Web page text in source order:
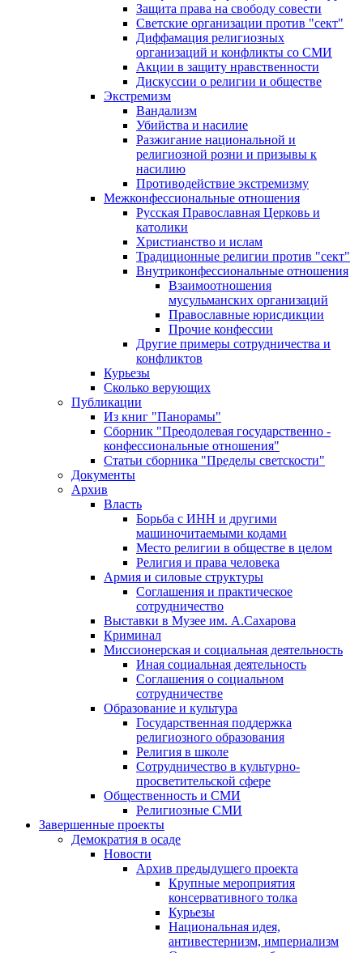
Защита права на свободу совести
Светские организации против "сект"
Диффамация религиозных
организаций и конфликты со СМИ
Акции в защиту нравственности
Дискуссии о религии и обществе
Экстремизм
Вандализм
Убийства и насилие
Разжигание национальной и
религиозной розни и призывы к
насилию
Противодействие экстремизму
Межконфессиональные отношения
Русская Православная Церковь и
католики
Христианство и ислам
Традиционные религии против "сект"
Внутриконфессиональные отношения
Взаимоотношения
мусульманских организаций
Православные юрисдикции
Прочие конфессии
Другие примеры сотрудничества и
конфликтов
Курьезы
Сколько верующих
Публикации
Из книг "Панорамы"
Сборник "Преодолевая государственно -
конфессиональные отношения"
Статьи сборника "Пределы светскости"
Документы
Архив
Власть
Борьба с ИНН и другими
машиночитаемыми кодами
Место религии в обществе в целом
Религия и права человека
Армия и силовые структуры
Соглашения и практическое
сотрудничество
Выставки в Музее им. А.Сахарова
Криминал
Миссионерская и социальная деятельность
Иная социальная деятельность
Соглашения о социальном
сотрудничестве
Образование и культура
Государственная поддержка
религиозного образования
Религия в школе
Сотрудничество в культурно-
просветительской сфере
Общественность и СМИ
Религиозные СМИ
Завершенные проекты
Демократия в осаде
Новости
Архив предыдущего проекта
Крупные мероприятия
консервативного толка
Курьезы
Национальная идея,
антивестернизм, империализм